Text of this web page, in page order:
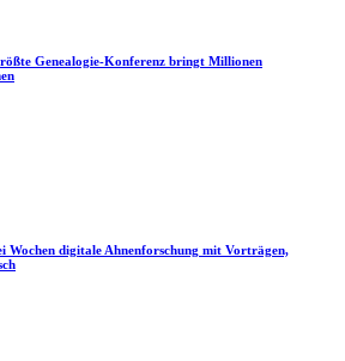
Genealogie-Konferenz bringt Millionen
Wochen digitale Ahnenforschung mit Vorträgen,